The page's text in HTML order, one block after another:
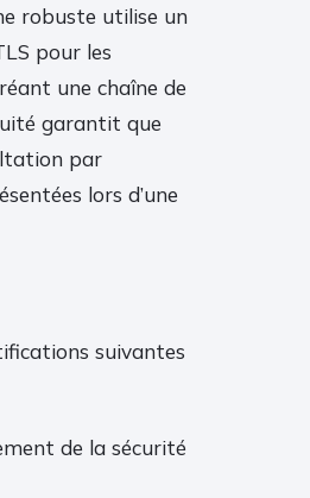
robuste utilise un
pour les
une chaîne de
garantit que
par
lors d’une
suivantes
de la sécurité